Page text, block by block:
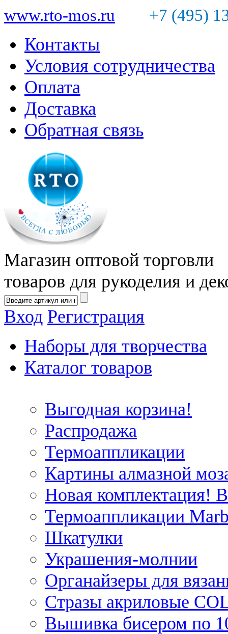
www.rto-mos.ru +7 (495)
Контакты
Условия сотрудничества
Оплата
Доставка
Обратная связь
Магазин оптовой торговли
товаров для рукоделия и
Вход Регистрация
Наборы для творчества
Каталог товаров
Выгодная корзина!
Распродажа
Термоаппликации
Картины алмазной
Новая комплектация!
Термоаппликации
Шкатулки
Украшения-молнии
Органайзеры для
Стразы акриловые
Вышивка бисером по